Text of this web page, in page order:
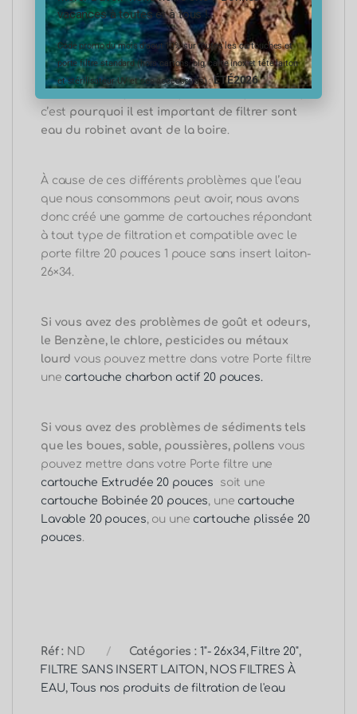
du marché.
L’eau de notre robinet et généralement remplie
de polluants divers tels que les pesticides, les
c’est pourquoi il est important de filtrer sont
eau du robinet avant de la boire.
À cause de ces différents problèmes que l’eau
que nous consommons peut avoir, nous avons
donc créé une gamme de cartouches répondant
à tout type de filtration et compatible avec le
porte filtre 20 pouces 1 pouce sans insert laiton-
26×34.
Si vous avez des problèmes de goût et odeurs,
le Benzène, le chlore, pesticides ou métaux
lourd vous pouvez mettre dans votre Porte filtre
une cartouche charbon actif 20 pouces.
Si vous avez des problèmes de sédiments tels
que les boues, sable, poussières, pollens vous
pouvez mettre dans votre Porte filtre une
cartouche Extrudée 20 pouces soit une
cartouche Bobinée 20 pouces, une cartouche
Lavable 20 pouces, ou une cartouche plissée 20
pouces.
Réf : ND Catégories : 1"- 26x34, Filtre 20",
FILTRE SANS INSERT LAITON , NOS FILTRES À
EAU, Tous nos produits de filtration de l'eau
vacances à toutes et à tous !
Code promo du mois d’aout 10% sur toutes les cartouches et
porte filtre standard (hors cartons, big, carte inox et tête laiton
et stérilisateur UV et ses accessoires) :ÉTÉ2026